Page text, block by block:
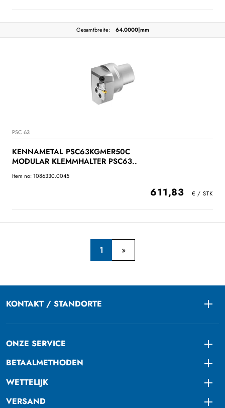
Gesamtbreite: 64.0000|mm
PSC 63
KENNAMETAL PSC63KGMER50C
MODULAR KLEMMHALTER PSC63..
Item no: 1086330.0045
611,83
1
KONTAKT / STANDORTE
ONZE SERVICE
BETAALMETHODEN
WETTELIJK
VERSAND